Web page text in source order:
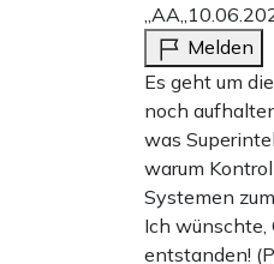
,,AA,,
Melden
Es geht um
noch
was
warum
Systemen
Ich wünschte,
entstanden!